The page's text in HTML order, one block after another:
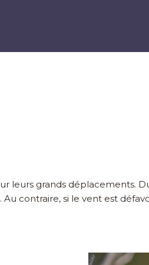
leurs grands déplacements.
contraire, si le vent est